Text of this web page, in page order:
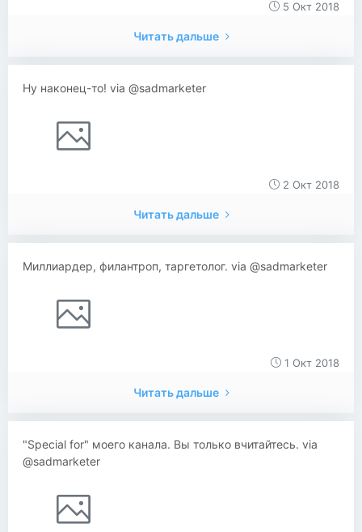
5 Окт 2018
Читать дальше
Ну наконец-то! via @sadmarketer
2 Окт 2018
Читать дальше
Миллиардер, филантроп, таргетолог. via @sadmarketer
1 Окт 2018
Читать дальше
"Special for" моего канала. Вы только вчитайтесь. via
@sadmarketer